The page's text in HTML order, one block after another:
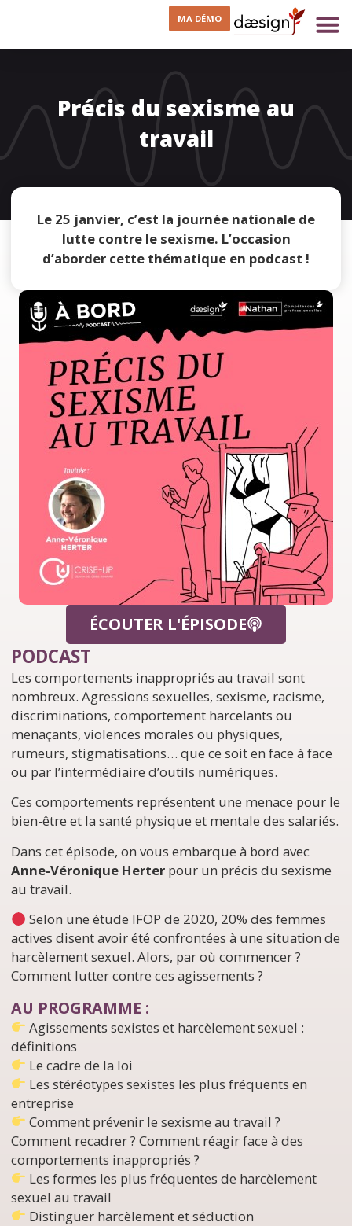
MA DÉMO
Précis du sexisme au
travail
Le 25 janvier, c’est la journée nationale de
lutte contre le sexisme. L’occasion
d’aborder cette thématique en podcast !
ÉCOUTER L'ÉPISODE
PODCAST
Les comportements inappropriés au travail sont
nombreux. Agressions sexuelles, sexisme, racisme,
discriminations, comportement harcelants ou
menaçants, violences morales ou physiques,
rumeurs, stigmatisations… que ce soit en face à face
ou par l’intermédiaire d’outils numériques.
Ces comportements représentent une menace pour le
bien-être et la santé physique et mentale des salariés.
Dans cet épisode, on vous embarque à bord avec
Anne-Véronique Herter pour un précis du sexisme
au travail.
Selon une étude IFOP de 2020, 20% des femmes
actives disent avoir été confrontées à une situation de
harcèlement sexuel. Alors, par où commencer ?
Comment lutter contre ces agissements ?
AU PROGRAMME :
Agissements sexistes et harcèlement sexuel :
définitions
Le cadre de la loi
Les stéréotypes sexistes les plus fréquents en
entreprise
Comment prévenir le sexisme au travail ?
Comment recadrer ? Comment réagir face à des
comportements inappropriés ?
Les formes les plus fréquentes de harcèlement
sexuel au travail
Distinguer harcèlement et séduction